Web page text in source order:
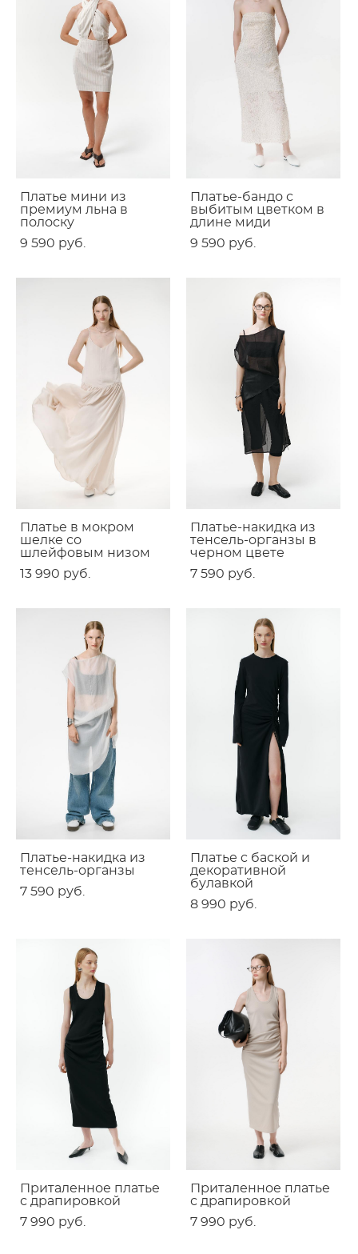
Платье мини из
премиум льна в
полоску
9 590 pуб.
Платье-бандо с
выбитым цветком в
длине миди
9 590 pуб.
Платье в мокром
шелке со
шлейфовым низом
13 990 pуб.
Платье-накидка из
тенсель-органзы в
черном цвете
7 590 pуб.
Платье-накидка из
тенсель-органзы
7 590 pуб.
Платье c баской и
декоративной
булавкой
8 990 pуб.
Приталенное платье
с драпировкой
7 990 pуб.
Приталенное платье
с драпировкой
7 990 pуб.